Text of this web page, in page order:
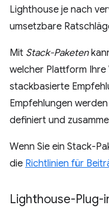
Lighthouse je nach
umsetzbare
Mit Stack-Paketen
welcher Plattform
stackbasierte
Empfehlungen
definiert und
Wenn Sie ein Stack-
die Richtlinien für
Lighthouse-Plug-